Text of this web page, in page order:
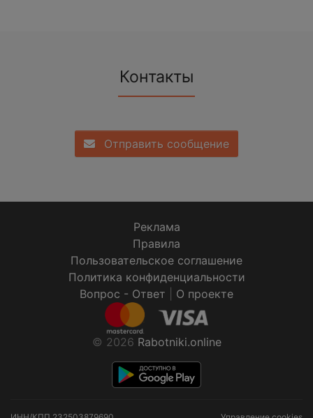
Контакты
Отправить сообщение
Реклама
Правила
Пользовательское соглашение
Политика конфиденциальности
Вопрос - Ответ
О проекте
© 2026 Rabotniki.online